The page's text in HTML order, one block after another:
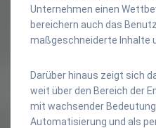
Unternehmen einen
bereichern auch das
maßgeschneiderte Inhalte
Darüber hinaus zeigt sich
weit über den Bereich der
mit wachsender
Automatisierung und als